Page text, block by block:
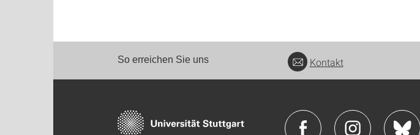
So erreichen Sie uns Kontakt